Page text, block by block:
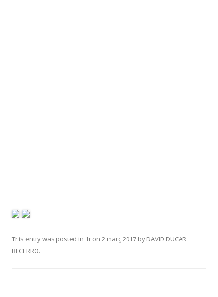
This entry was posted in 1r on 2 març 2017 by DAVID DUCAR
BECERRO.